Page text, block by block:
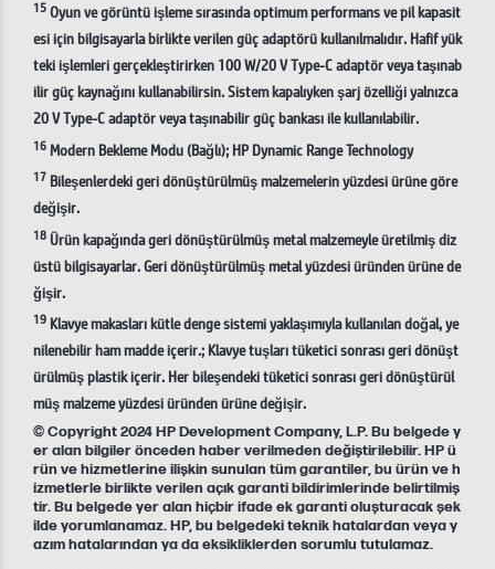
15Oyun ve görüntü işleme sırasında optimum performans ve pil kapasit
esi için bilgisayarla birlikte verilen güç adaptörü kullanılmalıdır. Hafif yük
teki işlemleri gerçekleştirirken 100 W/20 V Type-C adaptör veya taşınab
ilir güç kaynağını kullanabilirsin. Sistem kapalıyken şarj özelliği yalnızca
20 V Type-C adaptör veya taşınabilir güç bankası ile kullanılabilir.
16Modern Bekleme Modu (Bağlı); HP Dynamic Range Technology
17 Bileşenlerdeki geri dönüştürülmüş malzemelerin yüzdesi ürüne göre
değişir.
18Ürün kapağında geri dönüştürülmüş metal malzemeyle üretilmiş diz
üstü bilgisayarlar. Geri dönüştürülmüş metal yüzdesi üründen ürüne de
ğişir.
19 Klavye makasları kütle denge sistemi yaklaşımıyla kullanılan doğal, ye
nilenebilir ham madde içerir.; Klavye tuşları tüketici sonrası geri dönüşt
ürülmüş plastik içerir. Her bileşendeki tüketici sonrası geri dönüştürül
müş malzeme yüzdesi üründen ürüne değişir.
© Copyright 2024 HP Development Company, L.P. Bu belgede y
er alan bilgiler önceden haber verilmeden değiştirilebilir. HP ü
rün ve hizmetlerine ilişkin sunulan tüm garantiler, bu ürün ve h
izmetlerle birlikte verilen açık garanti bildirimlerinde belirtilmiş
tir. Bu belgede yer alan hiçbir ifade ek garanti oluşturacak şek
ilde yorumlanamaz. HP, bu belgedeki teknik hatalardan veya y
azım hatalarından ya da eksikliklerden sorumlu tutulamaz.